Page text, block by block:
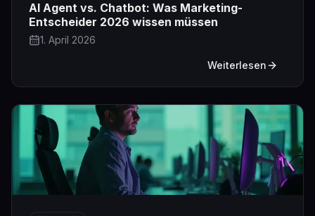
AI Agent vs. Chatbot: Was Marketing-
Entscheider 2026 wissen müssen
1. April 2026
Weiterlesen